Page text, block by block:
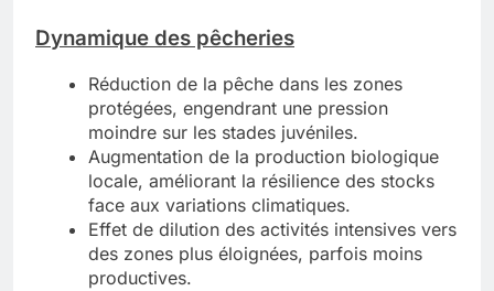
Dynamique des pêcheries
Réduction de la pêche dans les zones
protégées, engendrant une pression
moindre sur les stades juvéniles.
Augmentation de la production biologique
locale, améliorant la résilience des stocks
face aux variations climatiques.
Effet de dilution des activités intensives vers
des zones plus éloignées, parfois moins
productives.